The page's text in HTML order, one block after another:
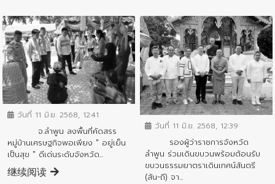
ข่าวประชาสัมพันธ์
วันที่ 11 มิ.ย. 2568, 12:41
จ.ลำพูน ลงพื้นที่คัดสรร
หมู่บ้านเศรษฐกิจพอเพียง " อยู่เย็น
เป็นสุข " ดีเด่นระดับจังหวัด...
继续阅读
ข่าวประชาสัมพันธ์
วันที่ 11 มิ.ย. 2568, 12:39
รองผู้ว่าราชการจังหวัด
ลำพูน ร่วมเดินขบวนพร้อมต้อนรับ
ขบวนธรรมยาตราเดินเทศน์สันตรี
(สัน-ถี) จา...